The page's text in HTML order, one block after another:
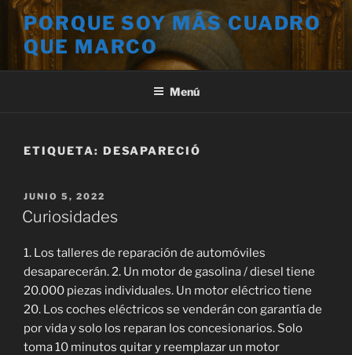
Saltar
contenido
PORQUE SOY MÁS CUADRO
QUE MARCO
Menú
ETIQUETA: DESAPARECIÓ
PUBLICADO
EL
JUNIO 5, 2022
Curiosidades
1. Los talleres de reparación de automóviles
desaparecerán. 2. Un motor de gasolina / diesel tiene
20.000 piezas individuales. Un motor eléctrico tiene
20. Los coches eléctricos se venderán con garantía de
por vida y solo los reparan los concesionarios. Solo
toma 10 minutos quitar y reemplazar un motor